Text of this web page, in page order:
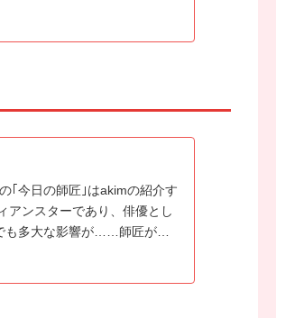
｢今日の師匠｣はakimの紹介す
アンスターであり、俳優とし
も多大な影響が……師匠が